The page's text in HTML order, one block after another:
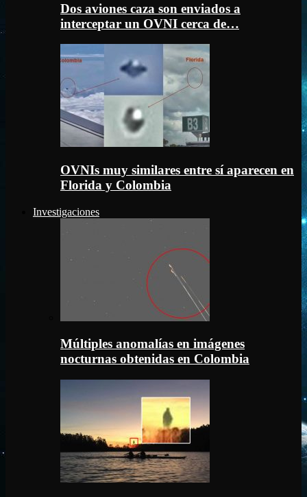
Dos aviones caza son enviados a
interceptar un OVNI cerca de…
OVNIs muy similares entre sí aparecen en
Florida y Colombia
Investigaciones
Múltiples anomalías en imágenes
nocturnas obtenidas en Colombia